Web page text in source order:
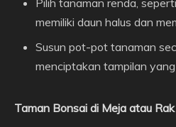
memiliki daun halus dan
Susun pot-pot tanaman
menciptakan tampilan yang
Taman Bonsai di Meja atau Rak